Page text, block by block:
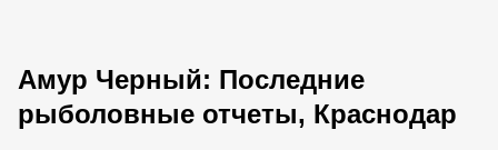
Амур Черный: Последние
рыболовные отчеты, Краснодар